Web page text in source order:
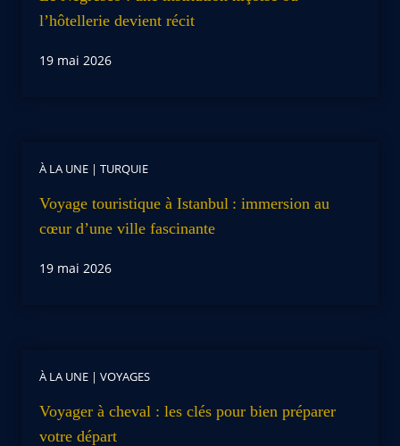
l’hôtellerie devient récit
19 mai 2026
À LA UNE | TURQUIE
Voyage touristique à Istanbul : immersion au
cœur d’une ville fascinante
19 mai 2026
À LA UNE | VOYAGES
Voyager à cheval : les clés pour bien préparer
votre départ